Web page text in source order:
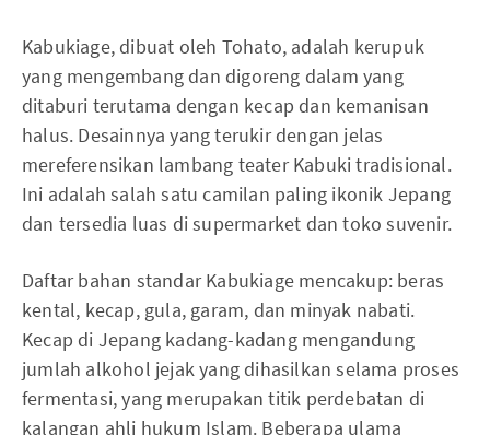
Kabukiage, dibuat oleh Tohato, adalah kerupuk
yang mengembang dan digoreng dalam yang
ditaburi terutama dengan kecap dan kemanisan
halus. Desainnya yang terukir dengan jelas
mereferensikan lambang teater Kabuki tradisional.
Ini adalah salah satu camilan paling ikonik Jepang
dan tersedia luas di supermarket dan toko suvenir.
Daftar bahan standar Kabukiage mencakup: beras
kental, kecap, gula, garam, dan minyak nabati.
Kecap di Jepang kadang-kadang mengandung
jumlah alkohol jejak yang dihasilkan selama proses
fermentasi, yang merupakan titik perdebatan di
kalangan ahli hukum Islam. Beberapa ulama